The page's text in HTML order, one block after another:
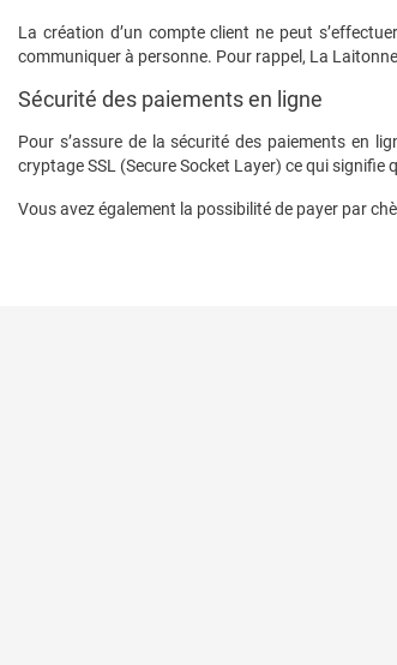
La création d’un compte client ne peut
communiquer à personne. Pour rappel, La
Sécurité des paiements en ligne
Pour s’assure de la sécurité des paiements en
cryptage SSL (Secure Socket Layer) ce qui
Vous avez également la possibilité de payer par